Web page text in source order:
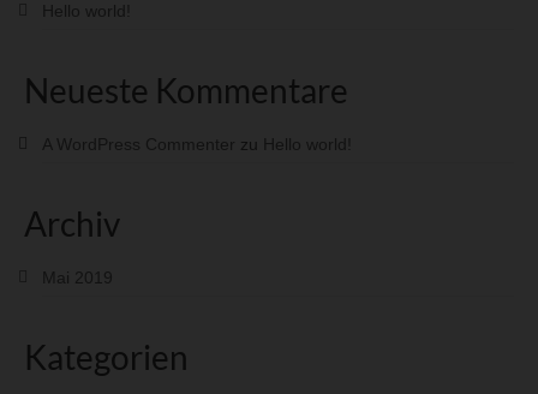
Hello world!
Neueste Kommentare
A WordPress Commenter zu Hello world!
Archiv
Mai 2019
Kategorien